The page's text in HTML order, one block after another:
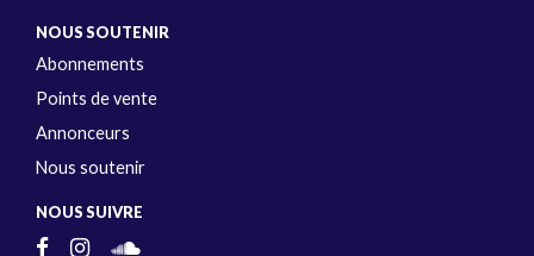
NOUS SOUTENIR
Abonnements
Points de vente
Annonceurs
Nous soutenir
NOUS SUIVRE